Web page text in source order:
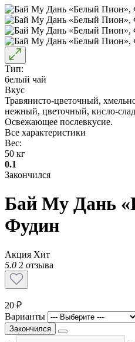
Тип:
белый чай
Вкус
Травянисто-цветочный,
нежный, цветочный, кисло-
Освежающее послевкусие.
Все характеристики
Вес:
50 кг
0.1
Закончился
Бай Му Дань
Фудин
Акция Хит
5.0 2 отзыва
20 ₽
Варианты
Закончился